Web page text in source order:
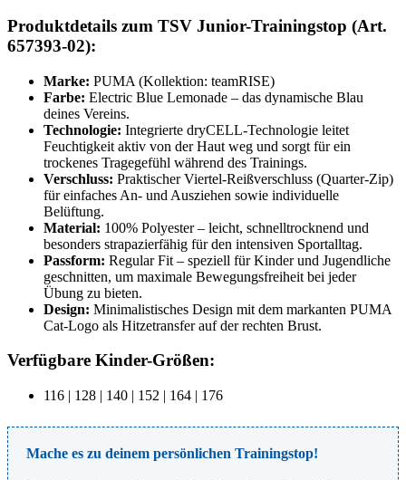
Produktdetails zum TSV Junior-Trainingstop (Art.
657393-02):
Marke: PUMA (Kollektion: teamRISE)
Farbe: Electric Blue Lemonade – das dynamische Blau
deines Vereins.
Technologie: Integrierte dryCELL-Technologie leitet
Feuchtigkeit aktiv von der Haut weg und sorgt für ein
trockenes Tragegefühl während des Trainings.
Verschluss: Praktischer Viertel-Reißverschluss (Quarter-Zip)
für einfaches An- und Ausziehen sowie individuelle
Belüftung.
Material: 100% Polyester – leicht, schnelltrocknend und
besonders strapazierfähig für den intensiven Sportalltag.
Passform: Regular Fit – speziell für Kinder und Jugendliche
geschnitten, um maximale Bewegungsfreiheit bei jeder
Übung zu bieten.
Design: Minimalistisches Design mit dem markanten PUMA
Cat-Logo als Hitzetransfer auf der rechten Brust.
Verfügbare Kinder-Größen:
116 | 128 | 140 | 152 | 164 | 176
Mache es zu deinem persönlichen Trainingstop!